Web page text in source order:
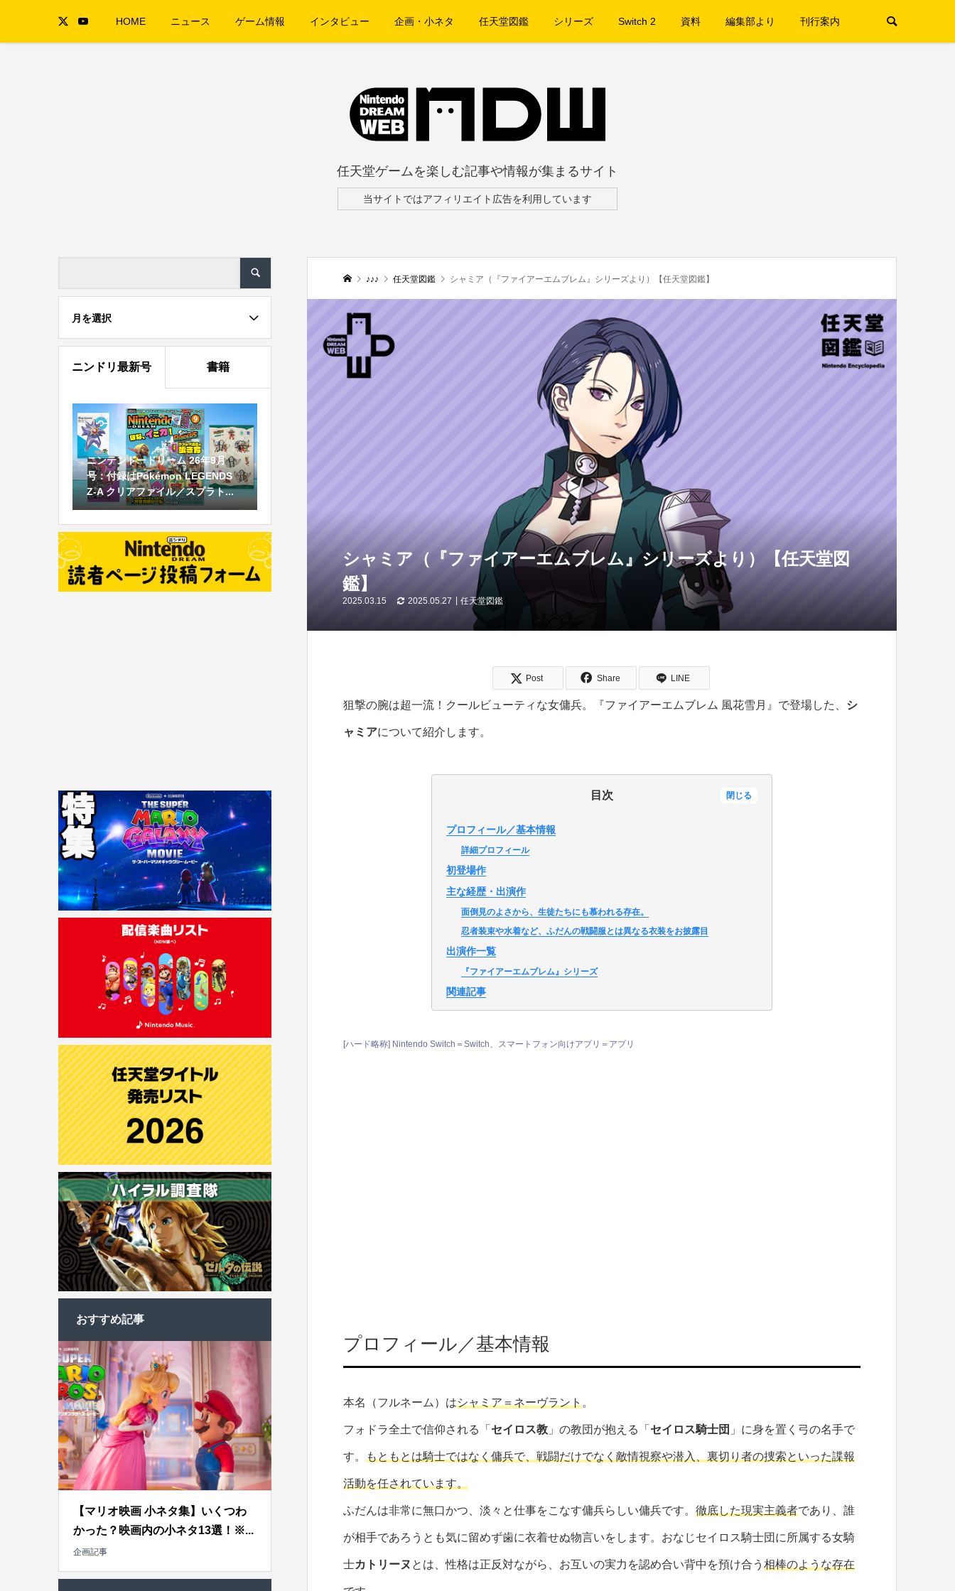
HOME ニュース ゲーム情報 インタビュー 企画・小ネタ 任天堂図鑑 シリーズ Switch 2 資料 編集部より 刊行案内
任天堂ゲームを楽しむ記事や情報が集まるサイト
当サイトではアフィリエイト広告を利用しています
♪♪♪ 任天堂図鑑 シャミア（『ファイアーエムブレム』シリーズより）【任天堂図鑑】
シャミア（『ファイアーエムブレム』シリーズより）【任天堂図
鑑】
2025.03.15 2025.05.27 任天堂図鑑
Post Share LINE
狙撃の腕は超一流！クールビューティな女傭兵。『ファイアーエムブレム 風花雪月』で登場した、 シ
ャミアについて紹介します。
目次 閉じる
プロフィール／基本情報
詳細プロフィール
初登場作
主な経歴・出演作
面倒見のよさから、生徒たちにも慕われる存在。
忍者装束や水着など、ふだんの戦闘服とは異なる衣装をお披露目
出演作一覧
『ファイアーエムブレム』シリーズ
関連記事
[ハード略称] Nintendo Switch＝Switch、スマートフォン向けアプリ＝アプリ
プロフィール／基本情報
本名（フルネーム）はシャミア＝ネーヴラント 。
フォドラ全土で信仰される「 セイロス教」の教団が抱える「 セイロス騎士団 」に身を置く弓の名手で
す。 もともとは騎士ではなく傭兵で、戦闘だけでなく敵情視察や潜入、裏切り者の捜索といった諜報
活動を任されています。
ふだんは非常に無口かつ、淡々と仕事をこなす傭兵らしい傭兵です。 徹底した現実主義者であり、誰
が相手であろうとも気に留めず歯に衣着せぬ物言いをします。おなじセイロス騎士団に所属する女騎
士カトリーヌ とは、性格は正反対ながら、お互いの実力を認め合い背中を預け合う 相棒のような存在
月を選択
ニンドリ最新号 書籍
ニンテンドードリーム 26年9月
号：付録はPokémon LEGENDS
Z-A クリアファイル／スプラト...
おすすめ記事
【マリオ映画 小ネタ集】いくつわ
かった？映画内の小ネタ13選！※...
企画記事